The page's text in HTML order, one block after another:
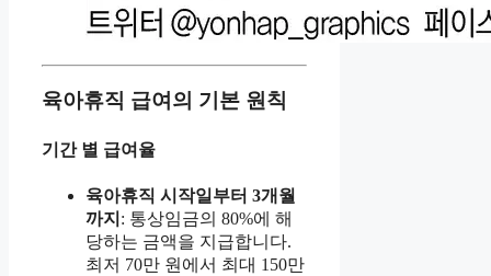
육아휴직 급여의 기본 원칙
기간 별 급여율
육아휴직 시작일부터 3개월
까지 : 통상임금의 80%에 해
당하는 금액을 지급합니다.
최저 70만 원에서 최대 150만